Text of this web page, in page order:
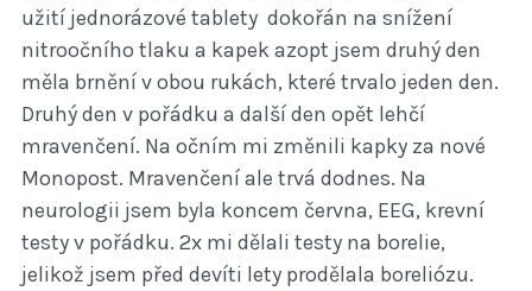
užití jednorázové tablety dokořán na snížení
nitroočního tlaku a kapek azopt jsem druhý den
měla brnění v obou rukách, které trvalo jeden den.
Druhý den v pořádku a další den opět lehčí
mravenčení. Na očním mi změnili kapky za nové
Monopost. Mravenčení ale trvá dodnes. Na
neurologii jsem byla koncem června, EEG, krevní
testy v pořádku. 2x mi dělali testy na borelie,
jelikož jsem před devíti lety prodělala boreliózu.